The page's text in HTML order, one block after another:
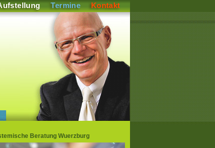
Termine Kontakt
Beratung Wuerzburg